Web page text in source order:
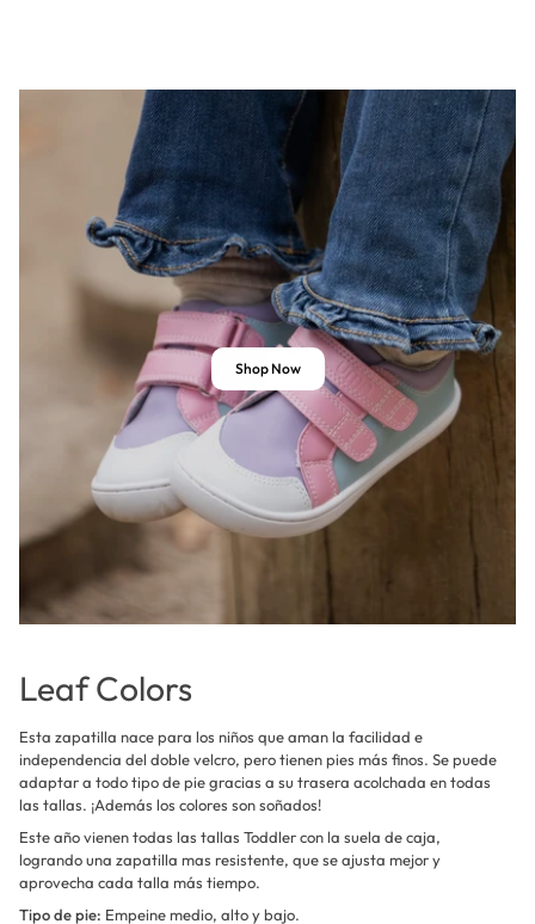
Leaf Colors
Esta zapatilla nace para los niños que aman la facilidad e
independencia del doble velcro, pero tienen pies más finos. Se puede
adaptar a todo tipo de pie gracias a su trasera acolchada en todas
las tallas. ¡Además los colores son soñados!
Este año vienen todas las tallas Toddler con la suela de caja,
logrando una zapatilla mas resistente, que se ajusta mejor y
aprovecha cada talla más tiempo.
Tipo de pie: Empeine medio, alto y bajo.
Shop Now